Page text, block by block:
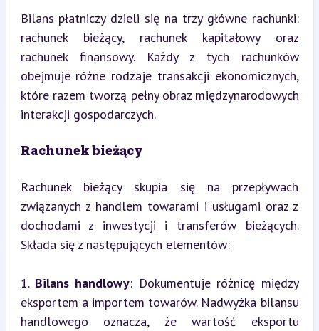
Bilans płatniczy dzieli się na trzy główne rachunki:
rachunek bieżący, rachunek kapitałowy oraz
rachunek finansowy. Każdy z tych rachunków
obejmuje różne rodzaje transakcji ekonomicznych,
które razem tworzą pełny obraz międzynarodowych
interakcji gospodarczych.
Rachunek bieżący
Rachunek bieżący skupia się na przepływach
związanych z handlem towarami i usługami oraz z
dochodami z inwestycji i transferów bieżących.
Składa się z następujących elementów:
1. Bilans handlowy: Dokumentuje różnicę między
eksportem a importem towarów. Nadwyżka bilansu
handlowego oznacza, że wartość eksportu